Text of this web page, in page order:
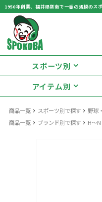
1950年創業、福井県嶺南で一番の規模のス
スポーツ別
アイテム別
商品一覧 › スポーツ別で探す› 野球
商品一覧 › ブランド別で探す› H～N